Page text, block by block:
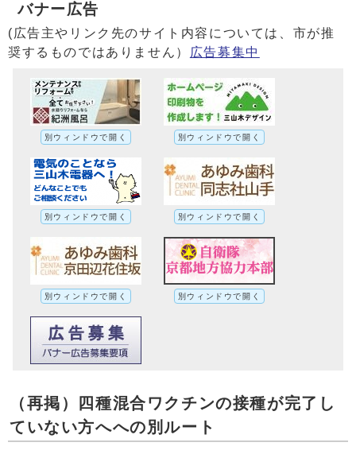
バナー広告
(広告主やリンク先のサイト内容については、市が推
奨するものではありません） 広告募集中
別ウィンドウで開く 別ウィンドウで開く
別ウィンドウで開く 別ウィンドウで開く
別ウィンドウで開く 別ウィンドウで開く
（再掲）四種混合ワクチンの接種が完了し
ていない方へへの別ルート